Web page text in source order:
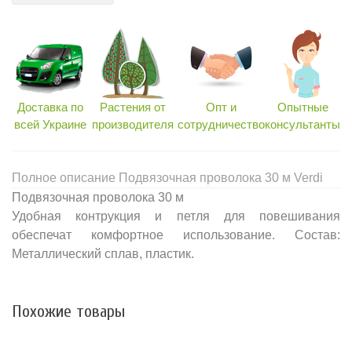
Доставка по
всей Украине
Растения от
производителя
Опт и
сотрудничество
Опытные
консультанты
Полное описание Подвязочная проволока 30 м Verdi
Подвязочная проволока 30 м
Удобная контрукция и петля для повешивания
обеспечат комфортное использование. Состав:
Металлический сплав, пластик.
Похожие товары